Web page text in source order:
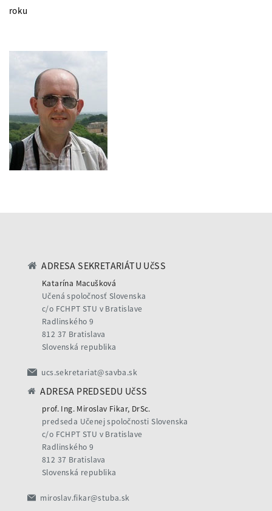
roku
ADRESA SEKRETARIÁTU UčSS
Katarína Macušková
Učená spoločnosť Slovenska
c/o FCHPT STU v Bratislave
Radlinského 9
812 37 Bratislava
Slovenská republika
ucs.sekretariat@savba.sk
ADRESA PREDSEDU UčSS
prof. Ing. Miroslav Fikar, DrSc.
predseda Učenej spoločnosti Slovenska
c/o FCHPT STU v Bratislave
Radlinského 9
812 37 Bratislava
Slovenská republika
miroslav.fikar@stuba.sk